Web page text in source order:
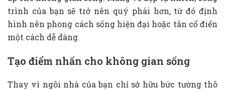
trình của bạn sẽ trở nên quý phái hơn, từ đó định
hình nên phong cách sống hiện đại hoặc tân cổ điển
một cách dễ dàng.
Tạo điểm nhấn cho không gian sống
Thay vì ngôi nhà của bạn chỉ sở hữu bức tường thô